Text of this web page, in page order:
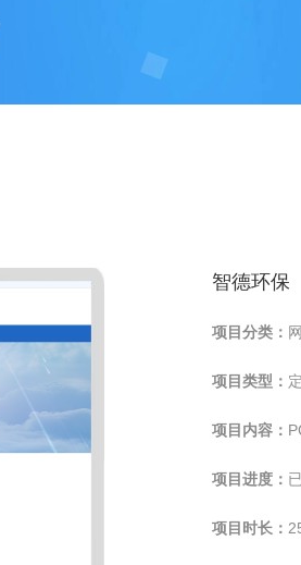
智德环保
项目分类：
项目类型：
项目内容：
项目进度：
项目时长：